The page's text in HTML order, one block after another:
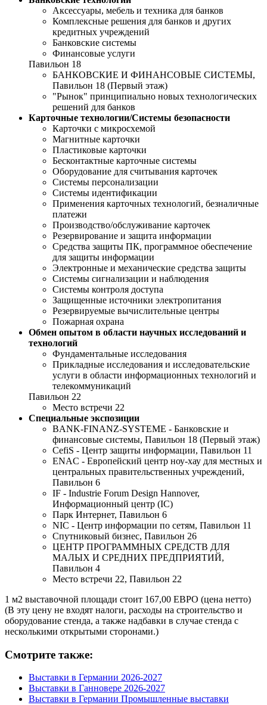
Аксессуары, мебель и техника для банков
Комплексные решения для банков и других
кредитных учреждений
Банковские системы
Финансовые услуги
Павильон 18
БАНКОВСКИЕ И ФИНАНСОВЫЕ СИСТЕМЫ,
Павильон 18 (Первый этаж)
"Рынок" принципиально новых технологических
решений для банков
Карточные технологии/Системы безопасности
Карточки с микросхемой
Магнитные карточки
Пластиковые карточки
Бесконтактные карточные системы
Оборудование для считывания карточек
Системы персонализации
Системы идентификации
Применения карточных технологий, безналичные
платежи
Производство/обслуживание карточек
Резервирование и защита информации
Средства защиты ПК, программное обеспечение
для защиты информации
Электронные и механические средства защиты
Системы сигнализации и наблюдения
Системы контроля доступа
Защищенные источники электропитания
Резервируемые вычислительные центры
Пожарная охрана
Обмен опытом в области научных исследований и
технологий
Фундаментальные исследования
Прикладные исследования и исследовательские
услуги в области информационных технологий и
телекоммуникаций
Павильон 22
Место встречи 22
Специальные экспозиции
BANK-FINANZ-SYSTEME - Банковские и
финансовые системы, Павильон 18 (Первый этаж)
CefiS - Центр защиты информации, Павильон 11
ENAC - Европейский центр ноу-хау для местных и
центральных правительственных учреждений,
Павильон 6
IF - Industrie Forum Design Hannover,
Информационный центр (IC)
Парк Интернет, Павильон 6
NIC - Центр информации по сетям, Павильон 11
Спутниковый бизнес, Павильон 26
ЦЕНТР ПРОГРАММНЫХ СРЕДСТВ ДЛЯ
МАЛЫХ И СРЕДНИХ ПРЕДПРИЯТИЙ,
Павильон 4
Место встречи 22, Павильон 22
1 м2 выставочной площади стоит 167,00 ЕВРО (цена нетто)
(В эту цену не входят налоги, расходы на строительство и
оборудование стенда, а также надбавки в случае стенда с
несколькими открытыми сторонами.)
Смотрите также:
Выставки в Германии 2026-2027
Выставки в Ганновере 2026-2027
Выставки в Германии Промышленные выставки